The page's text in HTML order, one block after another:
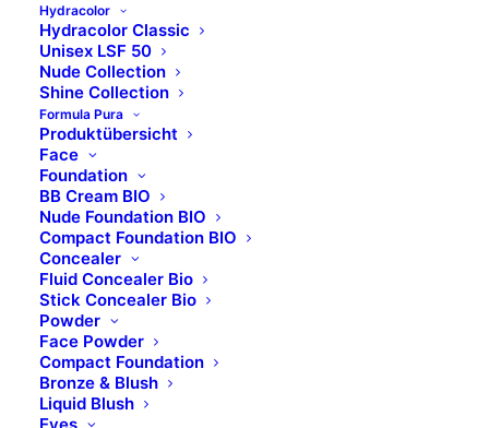
Hydracolor
Hydracolor Classic
Unisex LSF 50
Nude Collection
Shine Collection
Formula Pura
Produktübersicht
Face
Foundation
BB Cream BIO
Nude Foundation BIO
Compact Foundation BIO
Concealer
Fluid Concealer Bio
Stick Concealer Bio
Powder
Face Powder
Compact Foundation
Bronze & Blush
Liquid Blush
BESCHREIBUNG
FÜR WEN GEEIGNET?
ANWENDUNG
INHALTSSTOFFE
WICHTIGE INFORMATIONEN
AUFBEWAHRUNGSHINWEISE